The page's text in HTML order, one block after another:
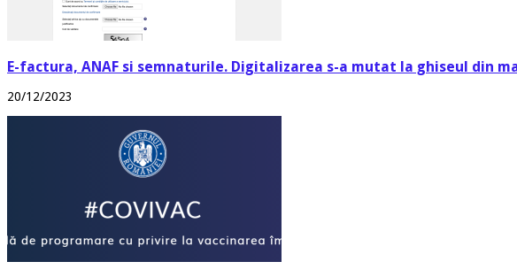
E-factura, ANAF si semnaturile. Digitalizarea s-a mutat la ghiseul din
20/12/2023